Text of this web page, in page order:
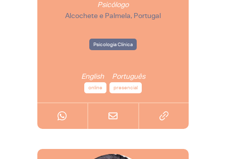
Psicólogo
Alcochete e Palmela, Portugal
Psicologia Clínica
English Português
online presencial